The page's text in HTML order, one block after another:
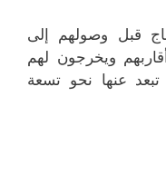
قبل وصولهم إلى
ويخرجون لهم
تبعد عنها نحو تسعة